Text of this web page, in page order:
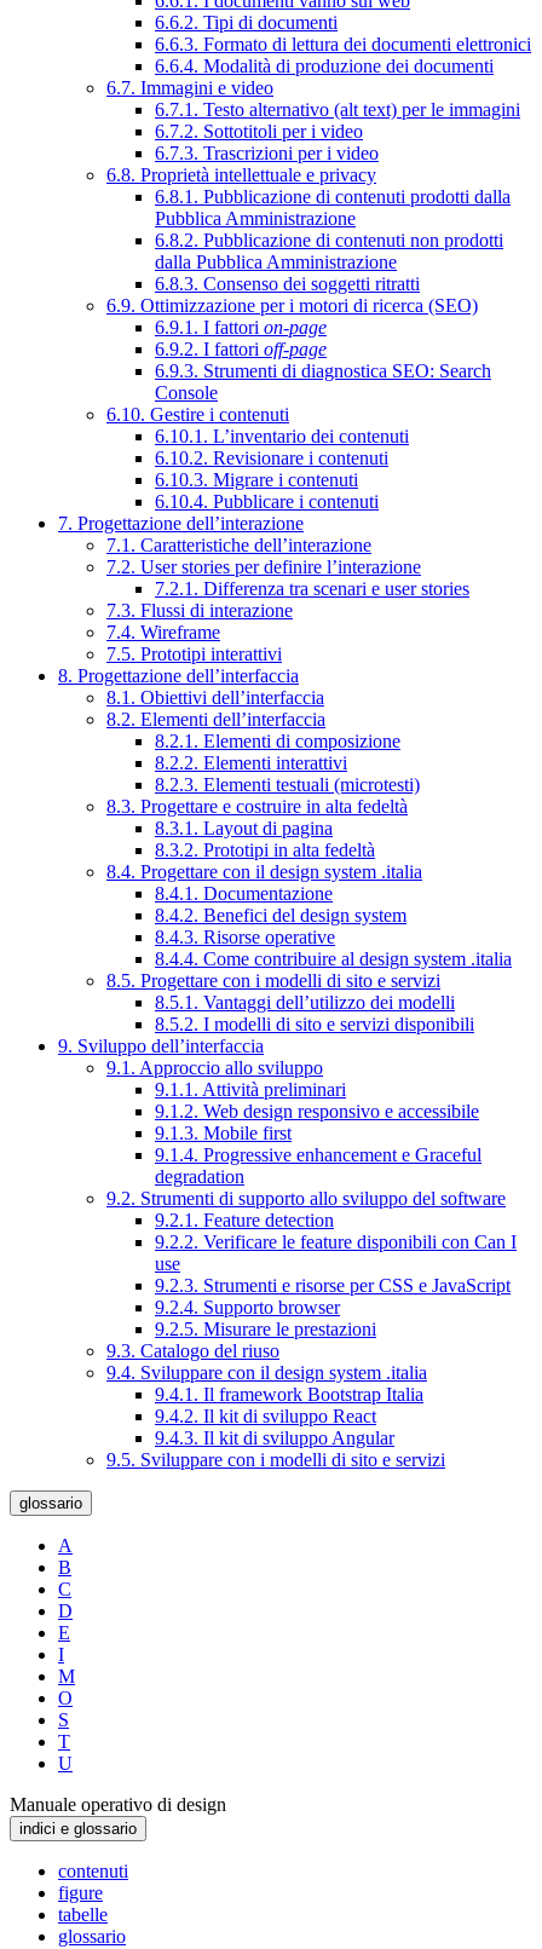
6.6.2. Tipi di documenti
6.6.3. Formato di lettura dei documenti elettronici
6.6.4. Modalità di produzione dei documenti
6.7. Immagini e video
6.7.1. Testo alternativo (alt text) per le immagini
6.7.2. Sottotitoli per i video
6.7.3. Trascrizioni per i video
6.8. Proprietà intellettuale e privacy
6.8.1. Pubblicazione di contenuti prodotti dalla
Pubblica Amministrazione
6.8.2. Pubblicazione di contenuti non prodotti
dalla Pubblica Amministrazione
6.8.3. Consenso dei soggetti ritratti
6.9. Ottimizzazione per i motori di ricerca (SEO)
6.9.1. I fattori on-page
6.9.2. I fattori off-page
6.9.3. Strumenti di diagnostica SEO: Search
Console
6.10. Gestire i contenuti
6.10.1. L’inventario dei contenuti
6.10.2. Revisionare i contenuti
6.10.3. Migrare i contenuti
6.10.4. Pubblicare i contenuti
7. Progettazione dell’interazione
7.1. Caratteristiche dell’interazione
7.2. User stories per definire l’interazione
7.2.1. Differenza tra scenari e user stories
7.3. Flussi di interazione
7.4. Wireframe
7.5. Prototipi interattivi
8. Progettazione dell’interfaccia
8.1. Obiettivi dell’interfaccia
8.2. Elementi dell’interfaccia
8.2.1. Elementi di composizione
8.2.2. Elementi interattivi
8.2.3. Elementi testuali (microtesti)
8.3. Progettare e costruire in alta fedeltà
8.3.1. Layout di pagina
8.3.2. Prototipi in alta fedeltà
8.4. Progettare con il design system .italia
8.4.1. Documentazione
8.4.2. Benefici del design system
8.4.3. Risorse operative
8.4.4. Come contribuire al design system .italia
8.5. Progettare con i modelli di sito e servizi
8.5.1. Vantaggi dell’utilizzo dei modelli
8.5.2. I modelli di sito e servizi disponibili
9. Sviluppo dell’interfaccia
9.1. Approccio allo sviluppo
9.1.1. Attività preliminari
9.1.2. Web design responsivo e accessibile
9.1.3. Mobile first
9.1.4. Progressive enhancement e Graceful
degradation
9.2. Strumenti di supporto allo sviluppo del software
9.2.1. Feature detection
9.2.2. Verificare le feature disponibili con Can I
use
9.2.3. Strumenti e risorse per CSS e JavaScript
9.2.4. Supporto browser
9.2.5. Misurare le prestazioni
9.3. Catalogo del riuso
9.4. Sviluppare con il design system .italia
9.4.1. Il framework Bootstrap Italia
9.4.2. Il kit di sviluppo React
9.4.3. Il kit di sviluppo Angular
9.5. Sviluppare con i modelli di sito e servizi
glossario
A
B
C
D
E
I
M
O
S
T
U
Manuale operativo di design
indici e glossario
contenuti
figure
tabelle
glossario